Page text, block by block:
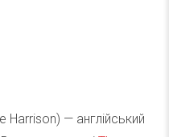
Harrison) — англійський